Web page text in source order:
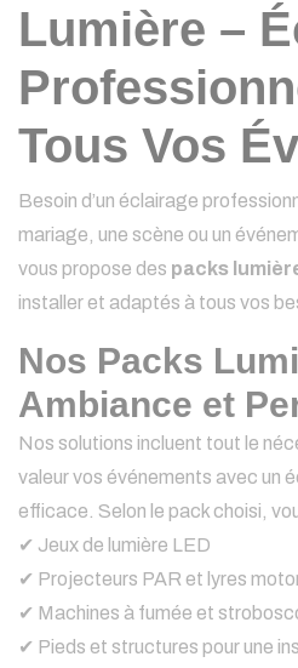
Lumière –
Tous Vos
Besoin d’un éclairage
mariage, une scène ou un
vous propose des packs
installer et adaptés à tous vos
Nos Packs
Ambiance et
Nos solutions incluent tout le
valeur vos événements avec un
efficace. Selon le pack choisi,
✔ Jeux de lumière LED
✔ Projecteurs PAR et lyres
✔ Machines à fumée et
✔ Pieds et structures pour une